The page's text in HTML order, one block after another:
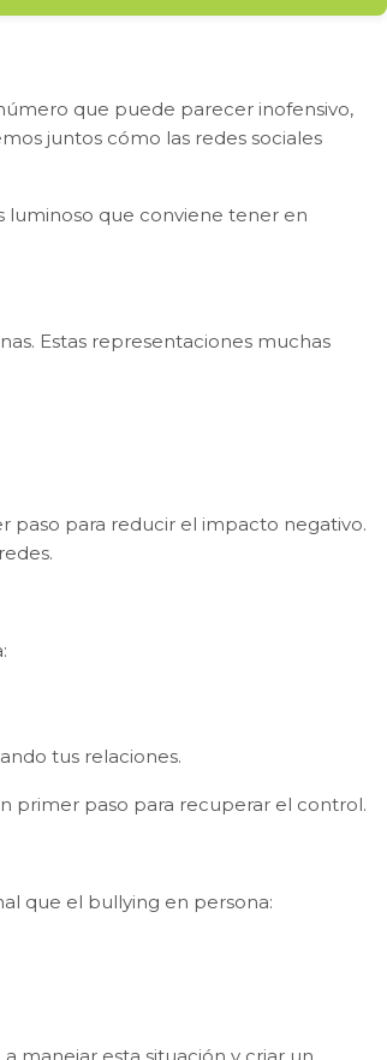
que puede parecer inofensivo,
juntos cómo las redes sociales
luminoso que conviene tener en
Estas representaciones muchas
paso para reducir el impacto negativo.
tus relaciones.
primer paso para recuperar el control.
que el bullying en persona: